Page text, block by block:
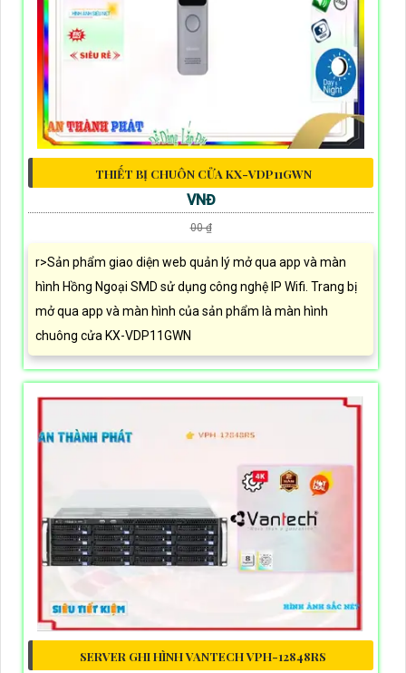
THIẾT BỊ CHUÔN CỬA KX-VDP11GWN
VNĐ
00 ₫
r>Sản phẩm giao diện web quản lý mở qua app và màn
hình Hồng Ngoại SMD sử dụng công nghệ IP Wifi. Trang bị
mở qua app và màn hình của sản phẩm là màn hình
chuông cửa KX-VDP11GWN
SERVER GHI HÌNH VANTECH VPH-12848RS